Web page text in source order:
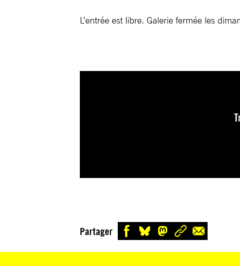
L’entrée est libre. Galerie fermée les
Partager